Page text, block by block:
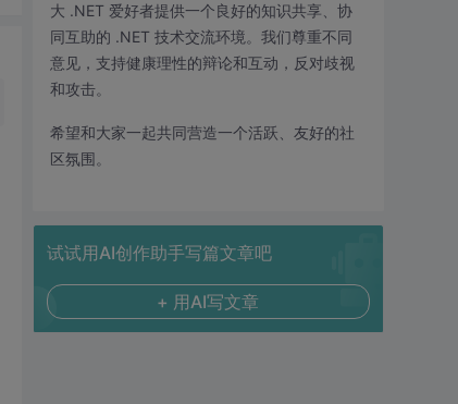
大 .NET 爱好者提供一个良好的知识共享、协
同互助的 .NET 技术交流环境。我们尊重不同
意见，支持健康理性的辩论和互动，反对歧视
和攻击。
希望和大家一起共同营造一个活跃、友好的社
区氛围。
试试用AI创作助手写篇文章吧
+ 用AI写文章